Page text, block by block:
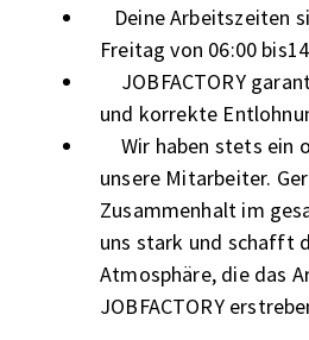
Deine Arbeitszeiten
Freitag von 06:00
JOBFACTORY
und korrekte
Wir haben stets ein
unsere Mitarbeiter.
Zusammenhalt im
uns stark und schafft
Atmosphäre, die das
JOBFACTORY